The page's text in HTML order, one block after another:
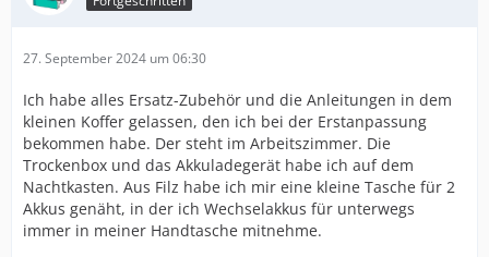
27. September 2024 um 06:30
Ich habe alles Ersatz-Zubehör und die Anleitungen in dem
kleinen Koffer gelassen, den ich bei der Erstanpassung
bekommen habe. Der steht im Arbeitszimmer. Die
Trockenbox und das Akkuladegerät habe ich auf dem
Nachtkasten. Aus Filz habe ich mir eine kleine Tasche für 2
Akkus genäht, in der ich Wechselakkus für unterwegs
immer in meiner Handtasche mitnehme.